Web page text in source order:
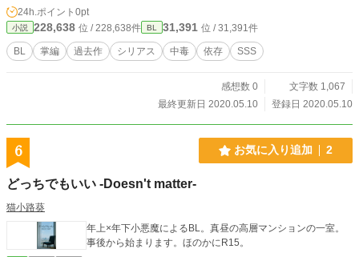
24h.ポイント 0pt
小説 228,638 位 / 228,638件 BL 31,391 位 / 31,391件
BL 掌編 過去作 シリアス 中毒 依存 SSS
感想数 0
文字数 1,067
最終更新日 2020.05.10
登録日 2020.05.10
6 お気に入り追加 2
どっちでもいい -Doesn't matter-
猫小路葵
年上×年下小悪魔によるBL。真昼の高層マンションの一室。
事後から始まります。ほのかにR15。